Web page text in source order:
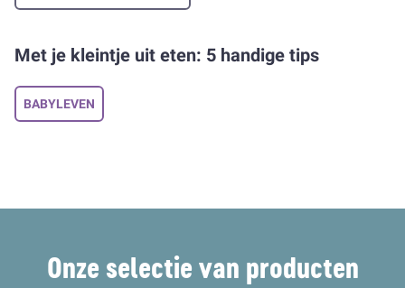
Met je kleintje uit eten: 5 handige tips
BABYLEVEN
Onze selectie van producten